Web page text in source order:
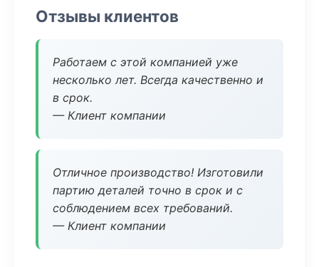
Отзывы клиентов
Работаем с этой компанией уже
несколько лет. Всегда качественно и
в срок.
— Клиент компании
Отличное производство! Изготовили
партию деталей точно в срок и с
соблюдением всех требований.
— Клиент компании